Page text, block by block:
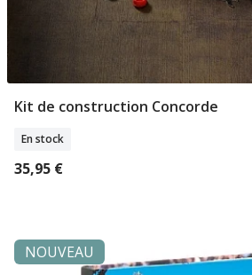
Ajouter Au Panier
Kit de construction Concorde
En stock
35,95 €
NOUVEAU